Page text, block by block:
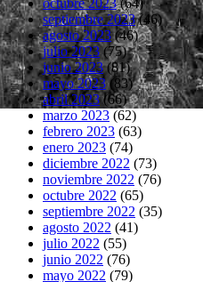
septiembre 2023(46)
agosto 2023(46)
julio 2023(75)
junio 2023(81)
mayo 2023(83)
abril 2023(66)
marzo 2023 (62)
febrero 2023 (63)
enero 2023 (74)
diciembre 2022 (73)
noviembre 2022 (76)
octubre 2022 (65)
septiembre 2022 (35)
agosto 2022 (41)
julio 2022 (55)
junio 2022 (76)
mayo 2022 (79)